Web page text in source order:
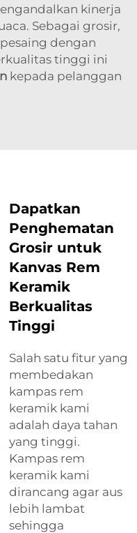
kinerja
Sebagai grosir,
dengan
tinggi ini
kepada pelanggan
Dapatkan
Penghematan
Grosir untuk
Kanvas Rem
Keramik
Berkualitas
Tinggi
Salah satu fitur yang
membedakan
kampas rem
keramik kami
adalah daya tahan
yang tinggi.
Kampas rem
keramik kami
dirancang agar aus
lebih lambat
sehingga